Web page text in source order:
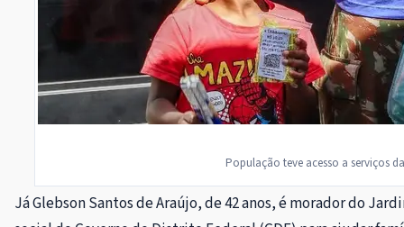
População teve acesso a serviços
Já Glebson Santos de Araújo, de 42 anos, é morador do